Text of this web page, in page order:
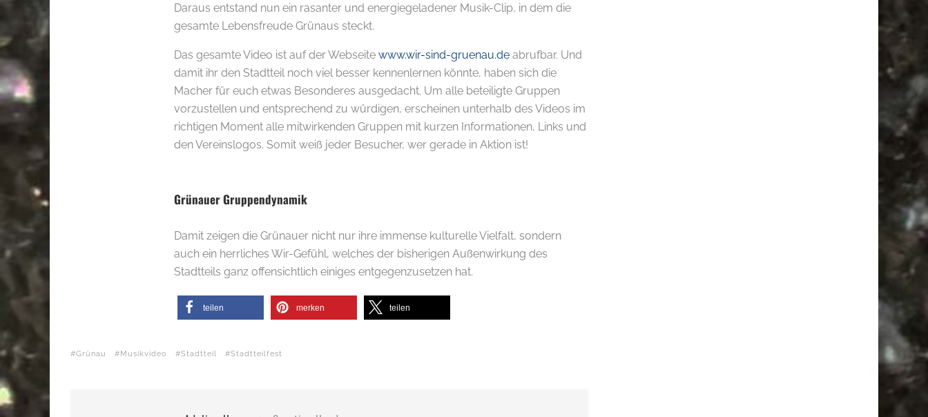
Daraus entstand nun ein rasanter und energiegeladener Musik-Clip, in dem die
gesamte Lebensfreude Grünaus steckt.
Das gesamte Video ist auf der Webseite www.wir-sind-gruenau.de abrufbar. Und
damit ihr den Stadtteil noch viel besser kennenlernen könnte, haben sich die
Macher für euch etwas Besonderes ausgedacht. Um alle beteiligte Gruppen
vorzustellen und entsprechend zu würdigen, erscheinen unterhalb des Videos im
richtigen Moment alle mitwirkenden Gruppen mit kurzen Informationen, Links und
den Vereinslogos. Somit weiß jeder Besucher, wer gerade in Aktion ist!
Grünauer Gruppendynamik
Damit zeigen die Grünauer nicht nur ihre immense kulturelle Vielfalt, sondern
auch ein herrliches Wir-Gefühl, welches der bisherigen Außenwirkung des
Stadtteils ganz offensichtlich einiges entgegenzusetzen hat.
teilen merken teilen
Grünau Musikvideo Stadtteil Stadtteilfest